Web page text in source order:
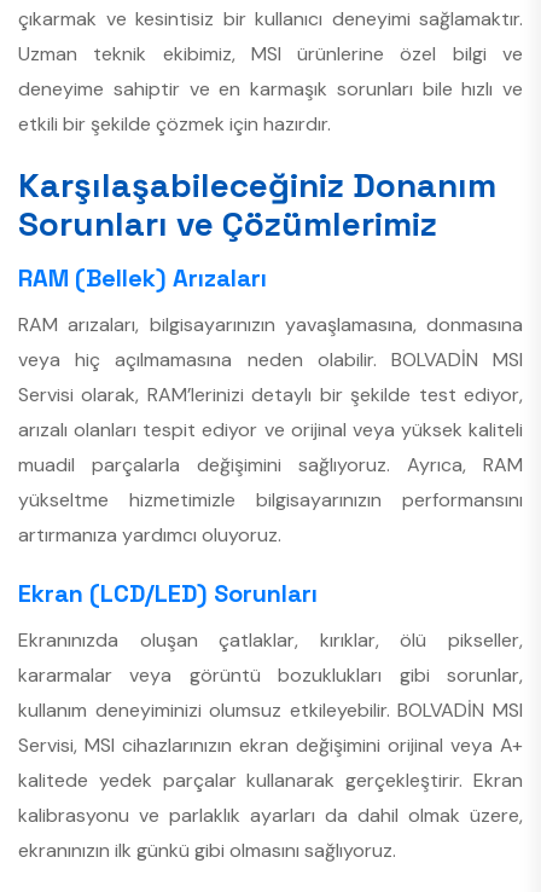
çıkarmak ve kesintisiz bir kullanıcı deneyimi sağlamaktır.
Uzman teknik ekibimiz, MSI ürünlerine özel bilgi ve
deneyime sahiptir ve en karmaşık sorunları bile hızlı ve
etkili bir şekilde çözmek için hazırdır.
Karşılaşabileceğiniz Donanım
Sorunları ve Çözümlerimiz
RAM (Bellek) Arızaları
RAM arızaları, bilgisayarınızın yavaşlamasına, donmasına
veya hiç açılmamasına neden olabilir. BOLVADİN MSI
Servisi olarak, RAM’lerinizi detaylı bir şekilde test ediyor,
arızalı olanları tespit ediyor ve orijinal veya yüksek kaliteli
muadil parçalarla değişimini sağlıyoruz. Ayrıca, RAM
yükseltme hizmetimizle bilgisayarınızın performansını
artırmanıza yardımcı oluyoruz.
Ekran (LCD/LED) Sorunları
Ekranınızda oluşan çatlaklar, kırıklar, ölü pikseller,
kararmalar veya görüntü bozuklukları gibi sorunlar,
kullanım deneyiminizi olumsuz etkileyebilir. BOLVADİN MSI
Servisi, MSI cihazlarınızın ekran değişimini orijinal veya A+
kalitede yedek parçalar kullanarak gerçekleştirir. Ekran
kalibrasyonu ve parlaklık ayarları da dahil olmak üzere,
ekranınızın ilk günkü gibi olmasını sağlıyoruz.